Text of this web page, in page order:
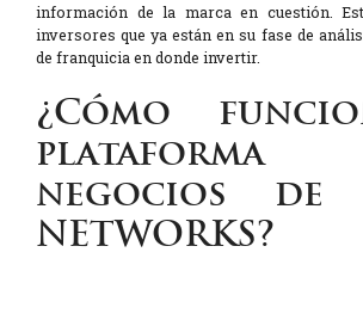
información de la marca en cuestión.
inversores que ya están en su fase de
de franquicia en donde invertir.
¿Cómo
negocios de
NETWORKS?